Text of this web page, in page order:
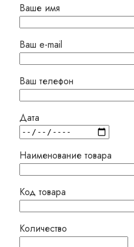
Ваше имя
Ваш e-mail
Ваш телефон
Дата
Наименование товара
Код товара
Количество